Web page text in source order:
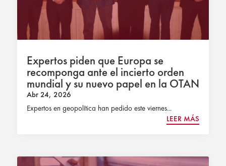
Expertos piden que Europa se
recomponga ante el incierto orden
mundial y su nuevo papel en la OTAN
Abr 24, 2026
Expertos en geopolítica han pedido este viernes...
LEER MÁS